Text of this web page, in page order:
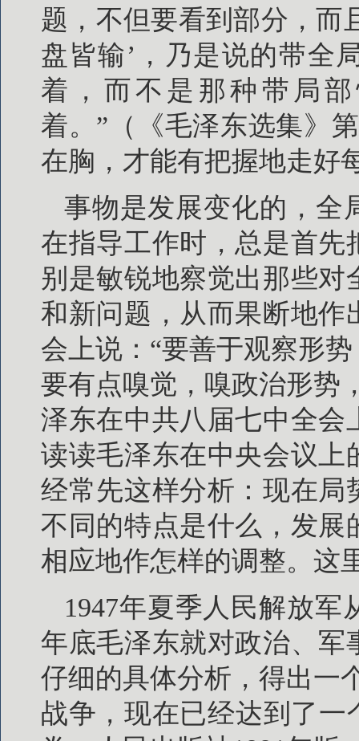
题，不但要看到部分，而
盘皆输’，乃是说的带全
着，而不是那种带局
着。”（《毛泽东选集》
在胸，才能有把握地走好
事物是发展变化的，全
在指导工作时，总是首先
别是敏锐地察觉出那些
和新问题，从而果断地作
会上说：“要善于观察形
要有点嗅觉，嗅政治形势
泽东在中共八届七中全会
读读毛泽东在中央会议上
经常先这样分析：现在局
不同的特点是什么，发展
相应地作怎样的调整。这
1947年夏季人民解放
年底毛泽东就对政治、军
仔细的具体分析，得出一
战争，现在已经达到了一